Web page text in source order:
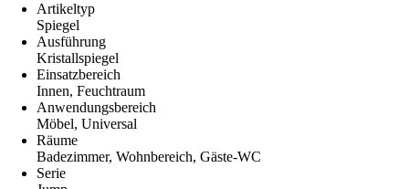
Artikeltyp
Spiegel
Ausführung
Kristallspiegel
Einsatzbereich
Innen, Feuchtraum
Anwendungsbereich
Möbel, Universal
Räume
Badezimmer, Wohnbereich, Gäste-WC
Serie